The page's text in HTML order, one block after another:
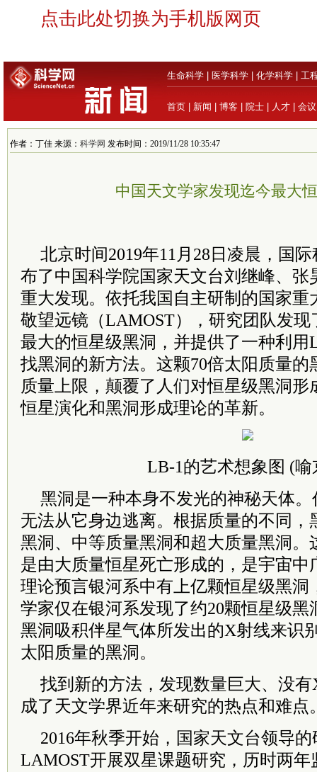
点击此处切换为手机版网页
生命科学 医学科学 化学科学 工
首页 新闻 博客 院士 人才 会议
作者：丁佳 来源： 科学网 发布时间：2019/11/28 10:35:47
中国天文学家发现迄今最大
北京时间2019年11月28日凌晨，国
布了中国科学院国家天文台刘继峰、张
重大发现。依托我国自主研制的国家重
敬望远镜（LAMOST），研究团队发
最大的恒星级黑洞，并提供了一种利用
找黑洞的新方法。这颗70倍太阳质量的
质量上限，颠覆了人们对恒星级黑洞形
恒星演化和黑洞形成理论的革新。
LB-1的艺术想象图 (喻
黑洞是一种本身不发光的神秘天体
无法从它身边逃离。根据质量的不同，
黑洞、中等质量黑洞和超大质量黑洞。
是由大质量恒星死亡形成的，是宇宙中
理论预言银河系中有上亿颗恒星级黑洞
学家仅在银河系发现了约20颗恒星级
黑洞吸积伴星气体所发出的X射线来识
太阳质量的黑洞。
找到新的方法，发现数量巨大、没
成了天文学界近年来研究的热点和难点
2016年秋季开始，国家天文台领导
LAMOST开展双星课题研究，历时两